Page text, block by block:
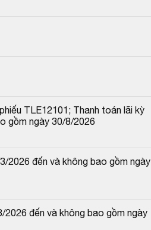
TLE12101; Thanh toán lãi kỳ
gồm ngày 30/8/2026
2026 đến và không bao gồm ngày
đến và không bao gồm ngày